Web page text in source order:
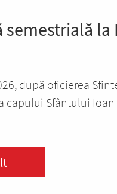
semestrială
după oficierea
capului Sfântului